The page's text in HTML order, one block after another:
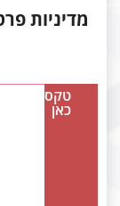
פרטיות